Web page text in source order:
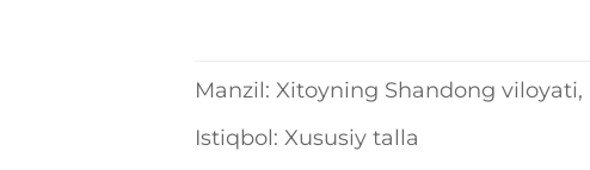
Manzil: Xitoyning Shandong viloyati,
Istiqbol: Xususiy talla